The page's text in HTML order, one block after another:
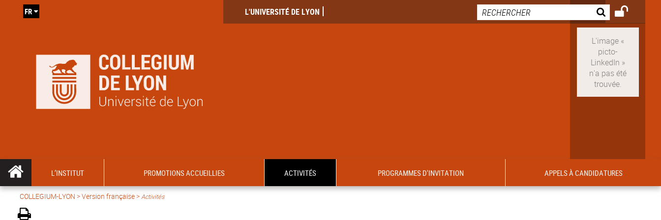
L'UNIVERSITÉ DE LYON
FR
L’INSTITUT PROMOTIONS ACCUEILLIES ACTIVITÉS PROGRAMMES D'INVITATION APPELS À CANDIDATURES
COLLEGIUM-LYON >Version française>Activités